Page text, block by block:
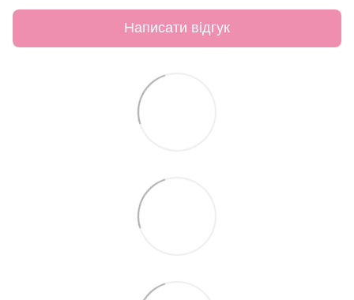
Написати відгук